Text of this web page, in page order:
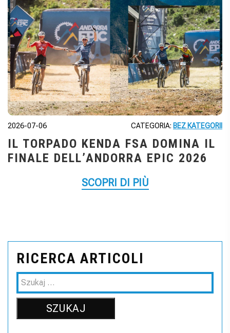
2026-07-06 CATEGORIA: BEZ KATEGORII
IL TORPADO KENDA FSA DOMINA IL
FINALE DELL’ANDORRA EPIC 2026
SCOPRI DI PIÙ
RICERCA ARTICOLI